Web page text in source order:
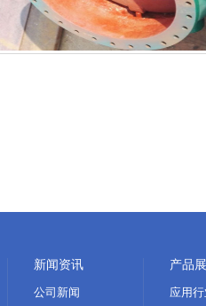
新闻资讯
公司新闻
产品
应用行